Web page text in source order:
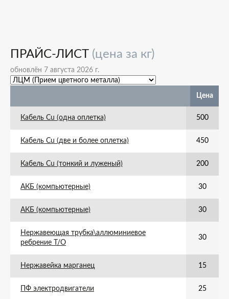
ПРАЙС-ЛИСТ (цена за кг)
обновлён 7 августа 2026 г.
Цена
Кабель Cu (одна оплетка) 500
Кабель Cu (две и более оплетка) 450
Кабель Cu (тонкий и луженый) 200
АКБ (компьютерные) 30
АКБ (компьютерные) 30
Нержавеющая трубка\аллюминиевое
ребрение Т/О
30
Нержавейка марганец 15
ПФ электродвигатели 25